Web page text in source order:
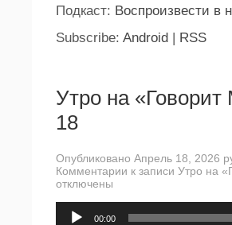
Подкаст: Воспроизвести в
Subscribe: Android | RSS
Утро на
18
Опубликовано Апрель 18, 2026
Комментарии к записи Утро на
отключены
00:00